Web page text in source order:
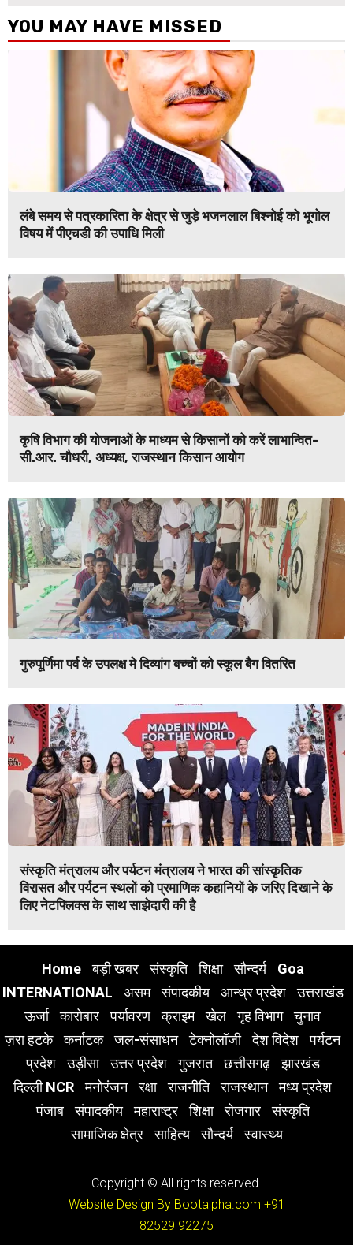
YOU MAY HAVE MISSED
लंबे समय से पत्रकारिता के क्षेत्र से जुड़े भजनलाल बिश्नोई को भूगोल
विषय में पीएचडी की उपाधि मिली
कृषि विभाग की योजनाओं के माध्यम से किसानों को करें लाभान्वित-
सी.आर. चौधरी, अध्यक्ष, राजस्थान किसान आयोग
गुरुपूर्णिमा पर्व के उपलक्ष मे दिव्यांग बच्चों को स्कूल बैग वितरित
संस्कृति मंत्रालय और पर्यटन मंत्रालय ने भारत की सांस्कृतिक
विरासत और पर्यटन स्थलों को प्रमाणिक कहानियों के जरिए दिखाने के
लिए नेटफ्लिक्स के साथ साझेदारी की है
Home बड़ी खबर संस्कृति शिक्षा सौन्दर्य
Goa
INTERNATIONAL
असम संपादकीय आन्ध्र प्रदेश
उत्तराखंड
ऊर्जा
कारोबार पर्यावरण क्राइम खेल गृह विभाग
चुनाव
ज़रा हटके
कर्नाटक जल-संसाधन टेक्नोलॉजी देश विदेश
पर्यटन
प्रदेश
उड़ीसा उत्तर प्रदेश गुजरात छत्तीसगढ़
झारखंड
दिल्ली NCR
मनोरंजन रक्षा राजनीति राजस्थान
मध्य प्रदेश
पंजाब
संपादकीय महाराष्ट्र शिक्षा रोजगार
संस्कृति
सामाजिक क्षेत्र
साहित्य सौन्दर्य स्वास्थ्य
Copyright © All rights reserved.
Website Design By Bootalpha.com +91
82529 92275